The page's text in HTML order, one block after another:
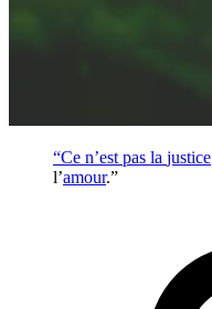
“Ce n’est pas la justice
l’amour.”